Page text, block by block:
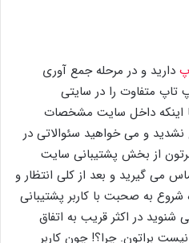
دارید و در مرحله جمع آوری
تاپ متفاوت را در سایتی
اینکه داخل سایت مشخصات
و می خواهید سئوالاتی در
از بخش پشتیبانی سایت
می گیرید و بعد از کلی انتظار و
شروع به صحبت با کاربر پشتیبانی
در اکثر قریب به اتفاق
براتون. چرا؟! چون کاربر